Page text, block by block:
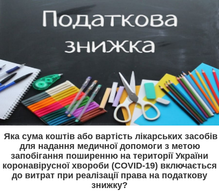
Яка сума коштів або вартість лікарських засобів
для надання медичної допомоги з метою
запобігання поширенню на території України
коронавірусної хвороби (COVID-19) включається
до витрат при реалізації права на податкову
знижку?